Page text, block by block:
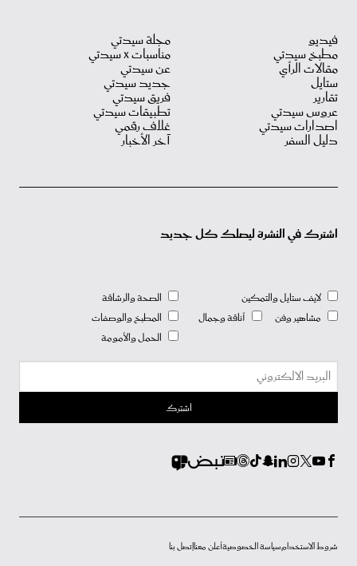
فيديو
مطبخ سيدتي
مقالات الرأي
ستايل
تقارير
عروس سيدتي
اصدارات سيدتي
دليل السفر
مجلة سيدتي
مناسبات X سيدتي
عن سيدتي
جديد سيدتي
فريق سيدتي
تطبيقات سيدتي
غلاف رقمي
آخر الأخبار
اشترك في النشرة ليصلك كل جديد
لايف ستايل والتمكين
مشاهير وفن
أناقة وجمال
الصحة والرشاقة
المطبخ والوصفات
الحمل والأمومة
شروط الاستخدامسياسة الخصوصيةأعلن معناإتصل بنا